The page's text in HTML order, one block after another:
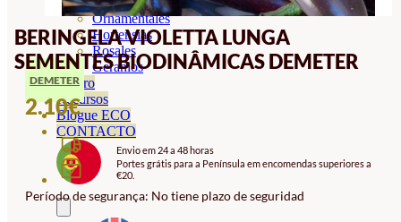
Ornamentales
Hortensias
Rosales
Geranios
Vivero
Recursos
Blogue ECO
CONTACTO
BERINGELA VIOLETTA LUNGA
SEMENTES BIODINÂMICAS DEMETER
DEMETER
2.10€
Envio em 24 a 48 horas
Portes grátis para a Península em encomendas superiores a
€20.
Período de segurança: No tiene plazo de seguridad